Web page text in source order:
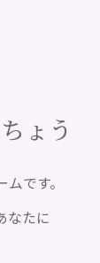
ょう
です。
なたに